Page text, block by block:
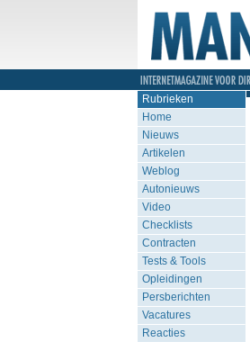
Rubrieken
Home
Nieuws
Artikelen
Weblog
Autonieuws
Video
Checklists
Contracten
Tests & Tools
Opleidingen
Persberichten
Vacatures
Reacties